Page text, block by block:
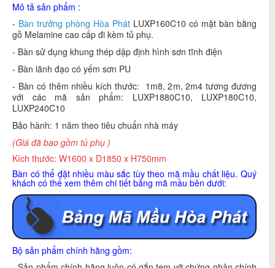
Mô tả sản phẩm :
- Bàn trưởng phòng Hòa Phát LUXP160C10 có mặt bàn bằng
gỗ Melamine cao cấp đi kèm tủ phụ.
- Bàn sử dụng khung thép dập định hình sơn tĩnh điện
- Bàn lãnh đạo có yếm sơn PU
- Bàn có thêm nhiều kích thước: 1m8, 2m, 2m4 tương đương
với các mã sản phẩm: LUXP1880C10, LUXP180C10,
LUXP240C10
Bảo hành: 1 năm theo tiêu chuẩn nhà máy
(Giá đã bao gồm tủ phụ )
Kích thước: W1600 x D1850 x H750mm
Bàn có thể đặt nhiều màu sắc tùy theo mã mầu chất liệu. Quý
khách có thể xem thêm chi tiết bảng mã mầu bên dưới:
Bộ sản phẩm chính hãng gồm: